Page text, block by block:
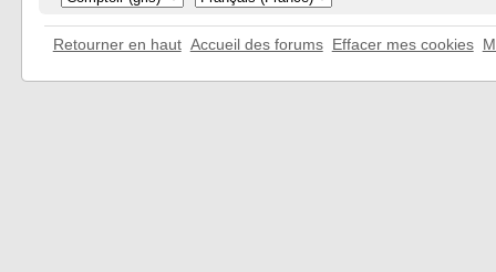
Retourner en haut Accueil des forums Effacer mes cookies